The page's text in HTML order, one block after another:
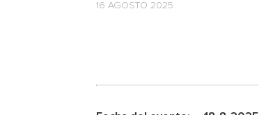
16 AGOSTO 2025